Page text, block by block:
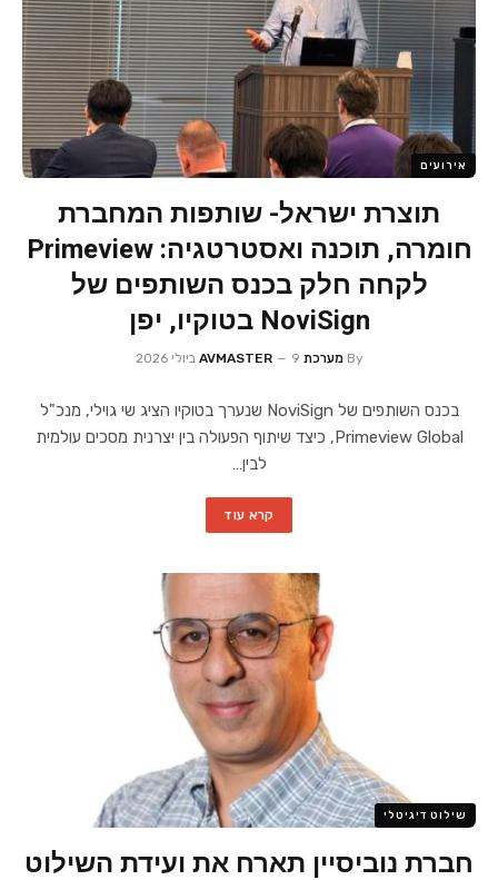
אירועים
תוצרת ישראל- שותפות המחברת
חומרה, תוכנה ואסטרטגיה: Primeview
לקחה חלק בכנס השותפים של
NoviSign בטוקיו, יפן
By מערכת AVMASTER 9 ביולי 2026
בכנס השותפים של NoviSign שנערך בטוקיו הציג שי גוילי, מנכ"ל
Primeview Global, כיצד שיתוף הפעולה בין יצרנית מסכים עולמית
לבין…
קרא עוד
שילוט דיגיטלי
חברת נוביסיין תארח את ועידת השילוט